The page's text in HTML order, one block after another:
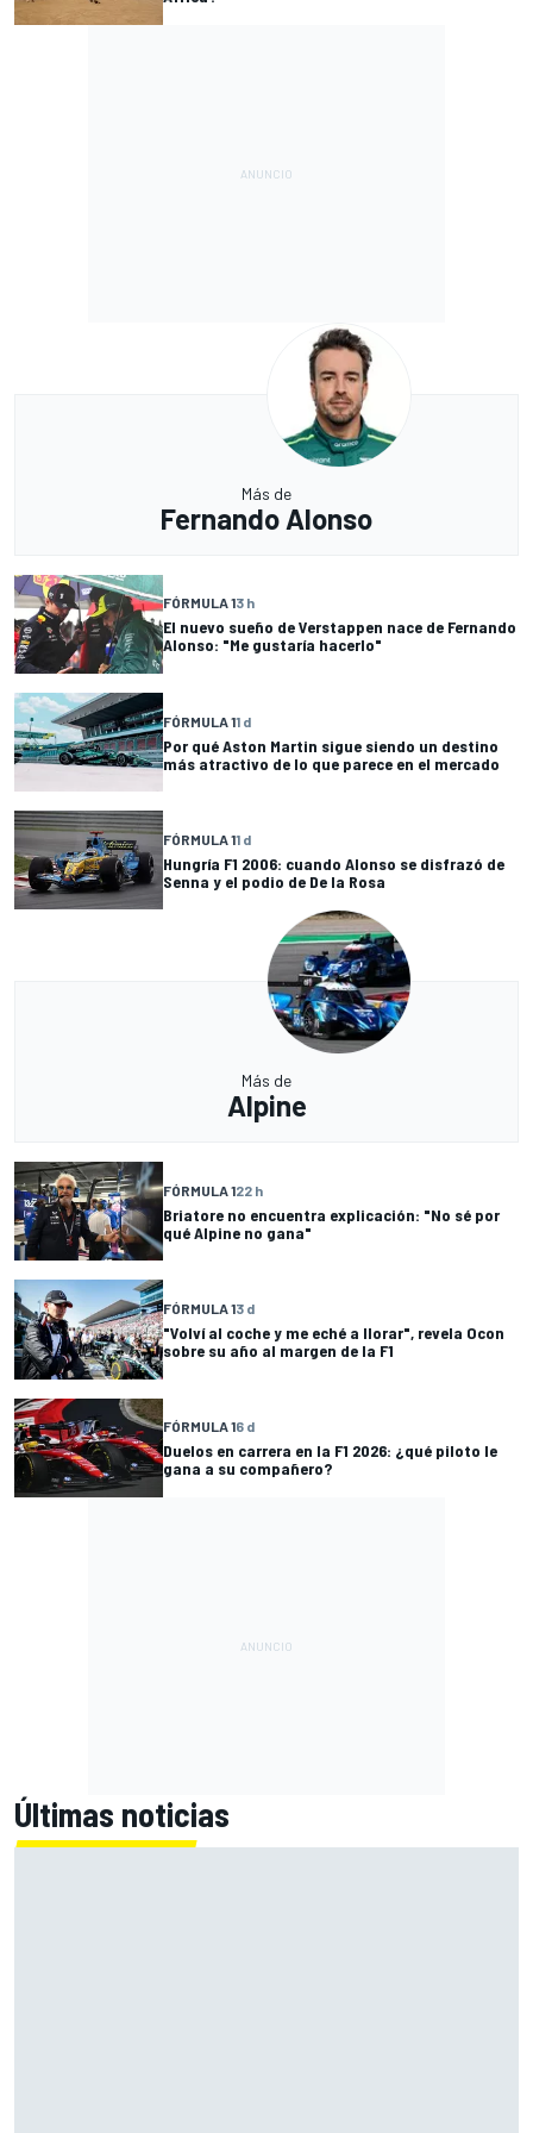
Más de
Fernando Alonso
FÓRMULA 13 h
El nuevo sueño de Verstappen nace de Fernando
Alonso: "Me gustaría hacerlo"
FÓRMULA 11 d
Por qué Aston Martin sigue siendo un destino
más atractivo de lo que parece en el mercado
FÓRMULA 11 d
Hungría F1 2006: cuando Alonso se disfrazó de
Senna y el podio de De la Rosa
Más de
Alpine
FÓRMULA 122 h
Briatore no encuentra explicación: "No sé por
qué Alpine no gana"
FÓRMULA 13 d
"Volví al coche y me eché a llorar", revela Ocon
sobre su año al margen de la F1
FÓRMULA 16 d
Duelos en carrera en la F1 2026: ¿qué piloto le
gana a su compañero?
Últimas noticias